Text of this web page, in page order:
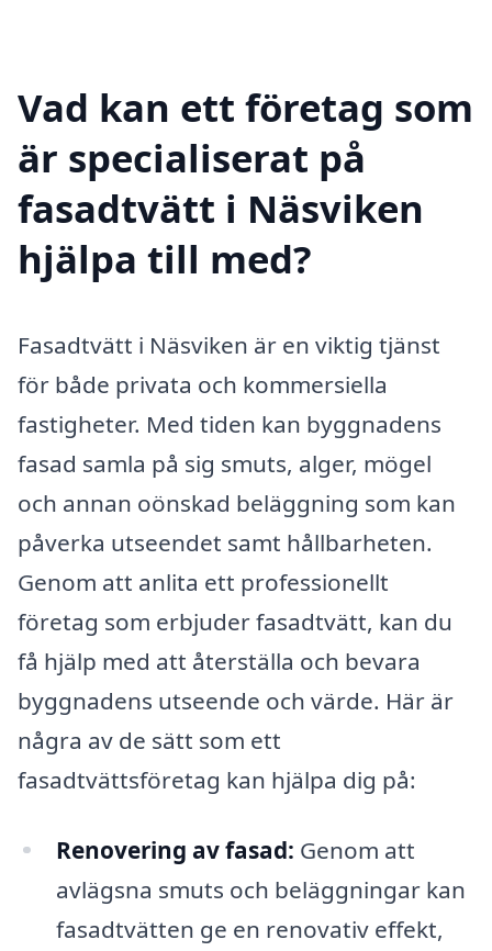
Vad kan ett företag som
är specialiserat på
fasadtvätt i Näsviken
hjälpa till med?
Fasadtvätt i Näsviken är en viktig tjänst
för både privata och kommersiella
fastigheter. Med tiden kan byggnadens
fasad samla på sig smuts, alger, mögel
och annan oönskad beläggning som kan
påverka utseendet samt hållbarheten.
Genom att anlita ett professionellt
företag som erbjuder fasadtvätt, kan du
få hjälp med att återställa och bevara
byggnadens utseende och värde. Här är
några av de sätt som ett
fasadtvättsföretag kan hjälpa dig på:
Renovering av fasad: Genom att
avlägsna smuts och beläggningar kan
fasadtvätten ge en renovativ effekt,